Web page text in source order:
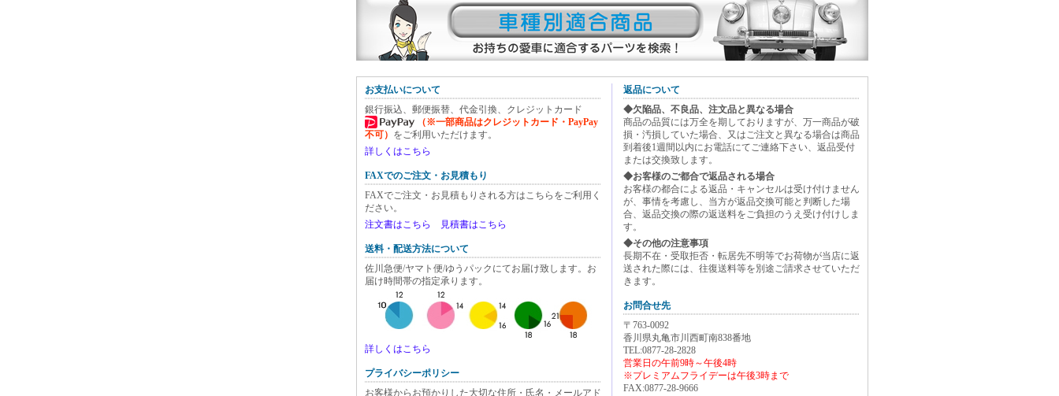
お支払いについて
銀行振込、郵便振替、代金引換、クレジットカード
（※一部商品はクレジットカード・PayPay
不可） をご利用いただけます。
詳しくはこちら
FAXでのご注文・お見積もり
FAXでご注文・お見積もりされる方はこちらをご利用く
ださい。
注文書はこちら
見積書はこちら
送料・配送方法について
佐川急便/ヤマト便/ゆうパックにてお届け致します。お
届け時間帯の指定承ります。
詳しくはこちら
プライバシーポリシー
お客様からお預かりした大切な住所・氏名・メールアド
返品について
◆欠陥品、不良品、注文品と異なる場合
商品の品質には万全を期しておりますが、万一商品が破
損・汚損していた場合、又はご注文と異なる場合は商品
到着後1週間以内にお電話にてご連絡下さい、返品受付
または交換致します。
◆お客様のご都合で返品される場合
お客様の都合による返品・キャンセルは受け付けません
が、事情を考慮し、当方が返品交換可能と判断した場
合、返品交換の際の返送料をご負担のうえ受け付けしま
す。
◆その他の注意事項
長期不在・受取拒否・転居先不明等でお荷物が当店に返
送された際には、往復送料等を別途ご請求させていただ
きます。
お問合せ先
〒763-0092
香川県丸亀市川西町南838番地
TEL:0877-28-2828
営業日の午前9時～午後4時
※プレミアムフライデーは午後3時まで
FAX:0877-28-9666